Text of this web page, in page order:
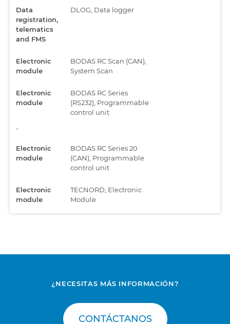
Data
registration,
telematics
and FMS
DLOG, Data logger
Electronic
module
BODAS RC Scan (CAN),
System Scan
Electronic
module
BODAS RC Series
(RS232), Programmable
control unit
-
Electronic
module
BODAS RC Series 20
(CAN), Programmable
control unit
Electronic
module
TECNORD, Electronic
Module
Common Rail
EMR4 - EDC 17 CV52,
Electronic Diesel
¿NECESITAS MÁS INFORMACIÓN?
CONTÁCTANOS